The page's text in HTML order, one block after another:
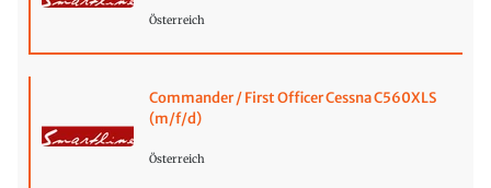
Österreich
Commander / First Officer Cessna C560XLS
(m/f/d)
Österreich